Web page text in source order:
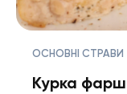
ОСНОВНІ СТРАВИ
Курка